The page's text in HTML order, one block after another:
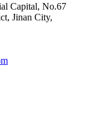
Capital, No.67
Jinan City,